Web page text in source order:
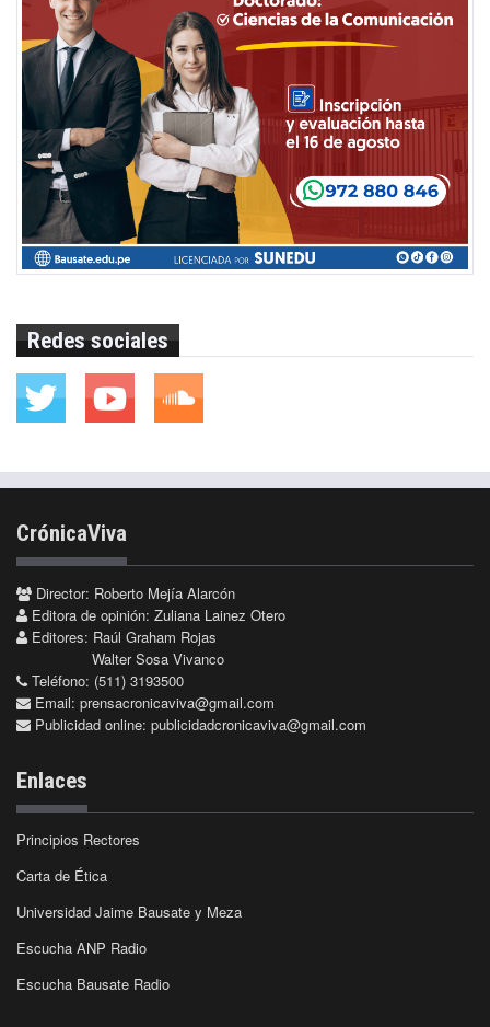
Redes sociales
CrónicaViva
Director: Roberto Mejía Alarcón
Editora de opinión: Zuliana Lainez Otero
Editores: Raúl Graham Rojas
Walter Sosa Vivanco
Teléfono: (511) 3193500
Email: prensacronicaviva@gmail.com
Publicidad online: publicidadcronicaviva@gmail.com
Enlaces
Principios Rectores
Carta de Ética
Universidad Jaime Bausate y Meza
Escucha ANP Radio
Escucha Bausate Radio